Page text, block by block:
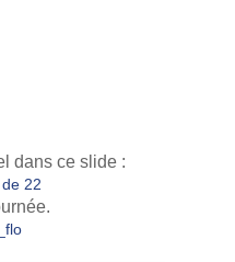
dans ce slide :